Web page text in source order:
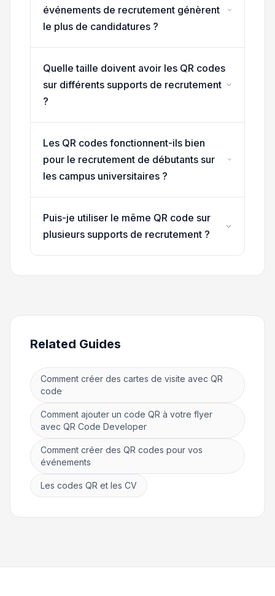
événements de recrutement génèrent
le plus de candidatures ?
Quelle taille doivent avoir les QR codes
sur différents supports de recrutement
?
Les QR codes fonctionnent-ils bien
pour le recrutement de débutants sur
les campus universitaires ?
Puis-je utiliser le même QR code sur
plusieurs supports de recrutement ?
Related Guides
Comment créer des cartes de visite avec QR
code
Comment ajouter un code QR à votre flyer
avec QR Code Developer
Comment créer des QR codes pour vos
événements
Les codes QR et les CV